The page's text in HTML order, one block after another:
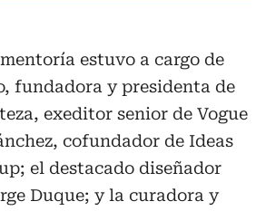
estuvo a cargo de
fundadora y presidenta de
exeditor senior de Vogue
cofundador de Ideas
el destacado diseñador
Duque; y la curadora y